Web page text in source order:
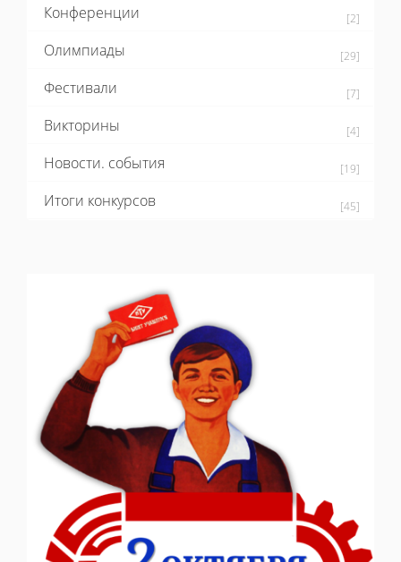
Конференции [2]
Олимпиады [29]
Фестивали [7]
Викторины [4]
Новости. события [19]
Итоги конкурсов [45]